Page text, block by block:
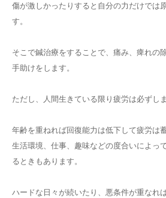
傷が激しかったりすると自分の力だけでは
す。
そこで鍼治療をすることで、痛み、痺れの
手助けをします。
ただし、人間生きている限り疲労は必ずしま
年齢を重ねれば回復能力は低下して疲労は
生活環境、仕事、趣味などの度合いによっ
るときもあります。
ハードな日々が続いたり、悪条件が重なれ